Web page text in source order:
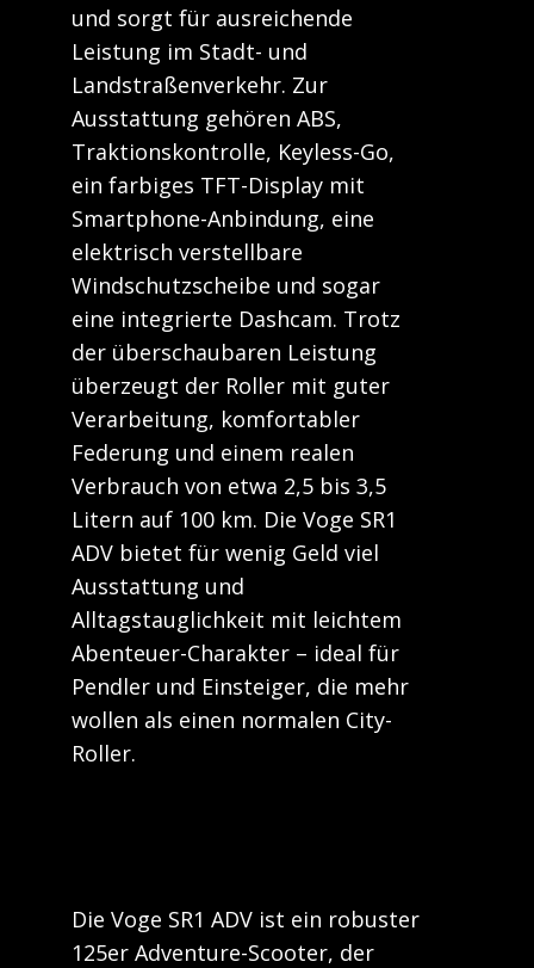
und sorgt für ausreichende
Leistung im Stadt- und
Landstraßenverkehr. Zur
Ausstattung gehören ABS,
Traktionskontrolle, Keyless-Go,
ein farbiges TFT-Display mit
Smartphone-Anbindung, eine
elektrisch verstellbare
Windschutzscheibe und sogar
eine integrierte Dashcam. Trotz
der überschaubaren Leistung
überzeugt der Roller mit guter
Verarbeitung, komfortabler
Federung und einem realen
Verbrauch von etwa 2,5 bis 3,5
Litern auf 100 km. Die Voge SR1
ADV bietet für wenig Geld viel
Ausstattung und
Alltagstauglichkeit mit leichtem
Abenteuer-Charakter – ideal für
Pendler und Einsteiger, die mehr
wollen als einen normalen City-
Roller.
Die Voge SR1 ADV ist ein robuster
125er Adventure-Scooter, der